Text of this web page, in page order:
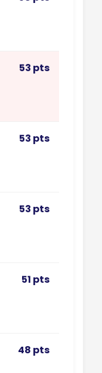
53 pts
53 pts
53 pts
51 pts
48 pts